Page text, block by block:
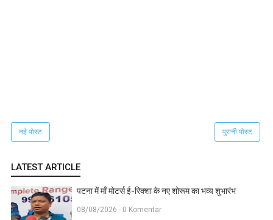
नई पोस्ट पुरानी पोस्ट
LATEST ARTICLE
पटना में माँ मोटर्स ई-रिक्शा के नए शोरूम का भव्य शुभारंभ
08/08/2026 - 0 Komentar